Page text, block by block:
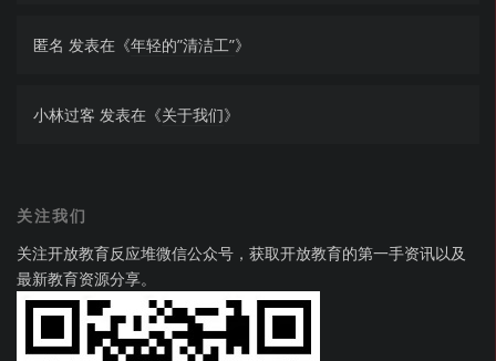
匿名 发表在《年轻的”清洁工”》
小林过客 发表在《关于我们》
关注我们
关注开放教育反应堆微信公众号，获取开放教育的第一手资讯以及
最新教育资源分享。